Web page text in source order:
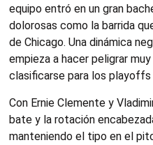
equipo entró en un gran
dolorosas como la barrida
de Chicago. Una dinámica
empieza a hacer peligrar
clasificarse para los
Con Ernie Clemente y
bate y la rotación
manteniendo el tipo en el